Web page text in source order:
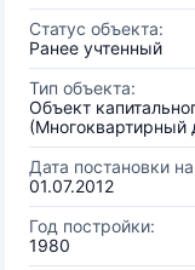
Статус объекта:
Ранее учтенный
Тип объекта:
Объект
(Многоквартирный
Дата постановки
01.07.2012
Год постройки:
1980